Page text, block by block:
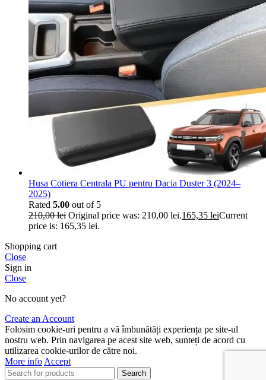
Husa Cotiera Centrala PU pentru Dacia Duster 3 (2024–
2025)
Rated 5.00 out of 5
210,00lei Original price was: 210,00 lei.165,35 leiCurrent
price is: 165,35 lei.
Shopping cart
Close
Sign in
Close
No account yet?
Create an Account
Folosim cookie-uri pentru a vă îmbunătăți experiența pe site-ul
nostru web. Prin navigarea pe acest site web, sunteți de acord cu
utilizarea cookie-urilor de către noi.
More info Accept
Search